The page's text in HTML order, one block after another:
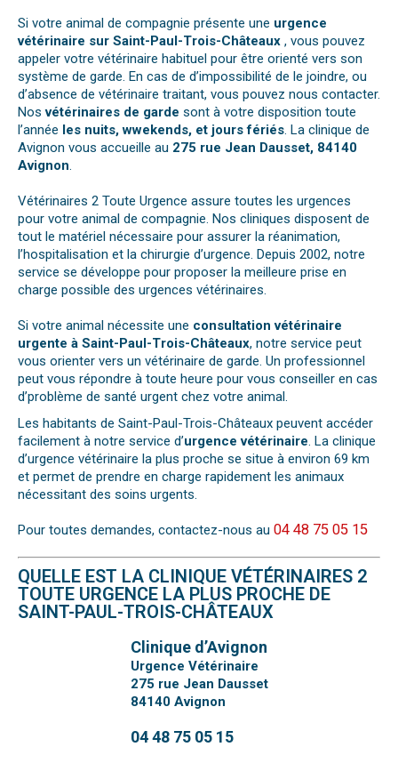
Si votre animal de compagnie présente une urgence
vétérinaire sur Saint-Paul-Trois-Châteaux , vous pouvez
appeler votre vétérinaire habituel pour être orienté vers son
système de garde. En cas de d’impossibilité de le joindre, ou
d’absence de vétérinaire traitant, vous pouvez nous contacter.
Nosvétérinaires de garde sont à votre disposition toute
l’année les nuits, wwekends, et jours fériés. La clinique de
Avignon vous accueille au 275 rue Jean Dausset, 84140
Avignon.
Vétérinaires 2 Toute Urgence assure toutes les urgences
pour votre animal de compagnie. Nos cliniques disposent de
tout le matériel nécessaire pour assurer la réanimation,
l’hospitalisation et la chirurgie d’urgence. Depuis 2002, notre
service se développe pour proposer la meilleure prise en
charge possible des urgences vétérinaires.
Si votre animal nécessite une consultation vétérinaire
urgente à Saint-Paul-Trois-Châteaux, notre service peut
vous orienter vers un vétérinaire de garde. Un professionnel
peut vous répondre à toute heure pour vous conseiller en cas
d’problème de santé urgent chez votre animal.
Les habitants de Saint-Paul-Trois-Châteaux peuvent accéder
facilement à notre service d’urgence vétérinaire. La clinique
d’urgence vétérinaire la plus proche se situe à environ 69 km
et permet de prendre en charge rapidement les animaux
nécessitant des soins urgents.
Pour toutes demandes, contactez-nous au 04 48 75 05 15
QUELLE EST LA CLINIQUE VÉTÉRINAIRES 2
TOUTE URGENCE LA PLUS PROCHE DE
SAINT-PAUL-TROIS-CHÂTEAUX
Clinique d’Avignon
Urgence Vétérinaire
275 rue Jean Dausset
84140 Avignon
04 48 75 05 15